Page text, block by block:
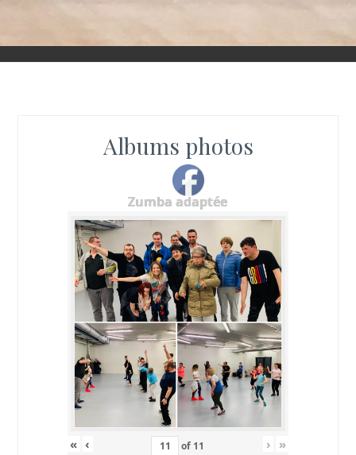
Albums photos
Zumba adaptée
« ‹ of 11 › »